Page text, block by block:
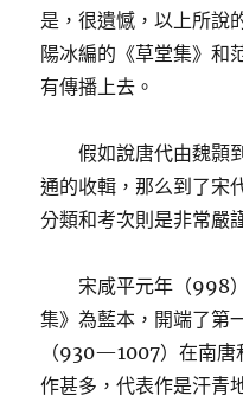
是，很遺憾，以上所說
陽冰編的《草堂集》和
有傳播上去。
假如說唐代由魏顥
通的收輯，那么到了宋
分類和考次則是非常嚴
宋咸平元年（998
集》為藍本，開端了第
（930—1007）在南唐
作甚多，代表作是汗青